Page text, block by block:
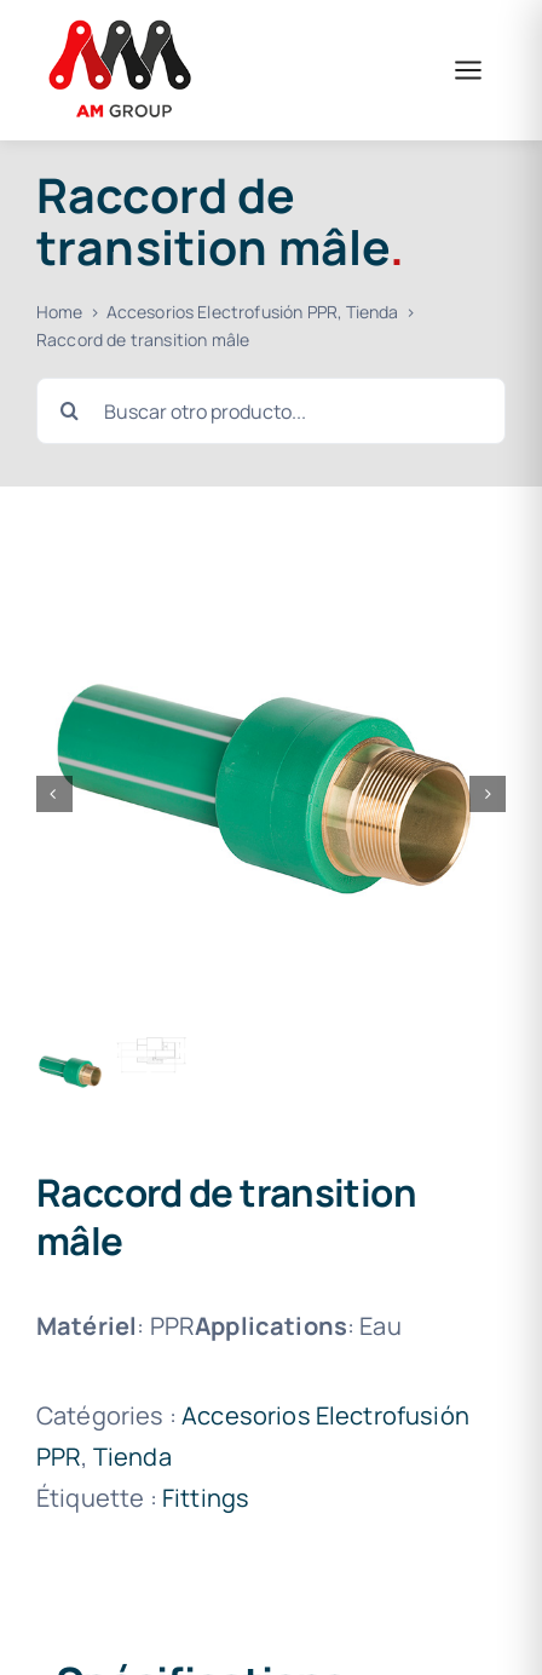
content
Raccord de
transition mâle.
Home Accesorios Electrofusión PPR Tienda
Raccord de transition mâle
Search
for:
Raccord de transition
mâle
Matériel: PPRApplications: Eau
Catégories :Accesorios Electrofusión
PPR, Tienda
Étiquette : Fittings